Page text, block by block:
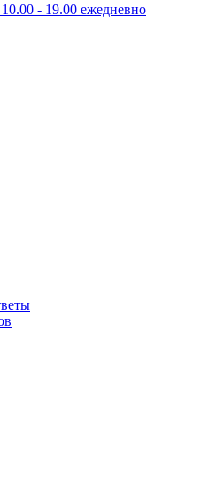
- 19.00 ежедневно